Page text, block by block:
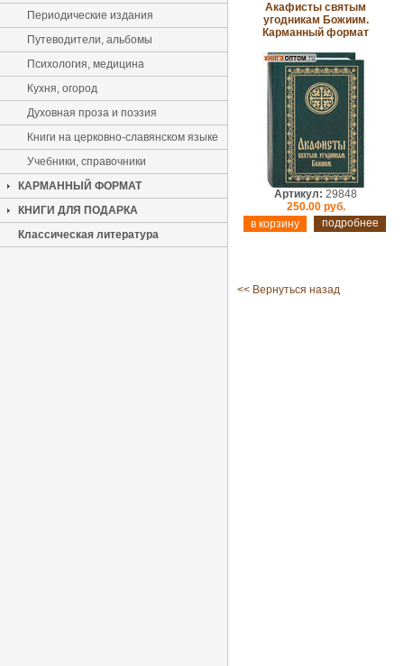
Периодические издания
Путеводители, альбомы
Психология, медицина
Кухня, огород
Духовная проза и поэзия
Книги на церковно-славянском языке
Учебники, справочники
КАРМАННЫЙ ФОРМАТ
КНИГИ ДЛЯ ПОДАРКА
Классическая литература
Акафисты святым
угодникам Божиим.
Карманный формат
Артикул: 29848
250.00 руб.
подробнее
<< Вернуться назад